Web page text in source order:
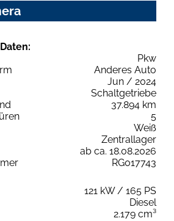
Pkw
Anderes Auto
Jun / 2024
Schaltgetriebe
37.894 km
5
Weiß
Zentrallager
ab ca. 18.08.2026
RG017743
121 kW / 165 PS
Diesel
2.179 cm³